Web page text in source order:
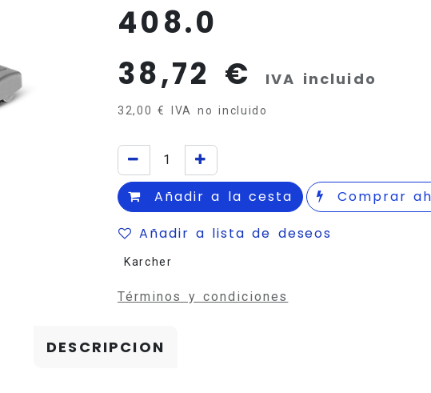
408.0
38,72 € IVA incluido
32,00 € IVA no incluido
Añadir a la cesta
Comprar
Añadir a lista de deseos
Karcher
Términos y condiciones
DESCRIPCION